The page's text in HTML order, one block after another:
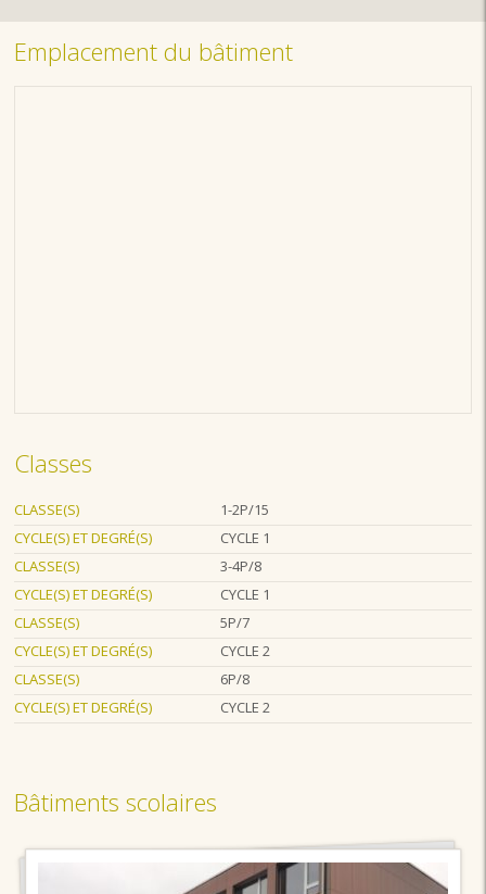
Emplacement du bâtiment
Classes
CLASSE(S)
1-2P/15
CYCLE(S) ET DEGRÉ(S)
CYCLE 1
CLASSE(S)
3-4P/8
CYCLE(S) ET DEGRÉ(S)
CYCLE 1
CLASSE(S)
5P/7
CYCLE(S) ET DEGRÉ(S)
CYCLE 2
CLASSE(S)
6P/8
CYCLE(S) ET DEGRÉ(S)
CYCLE 2
Bâtiments scolaires